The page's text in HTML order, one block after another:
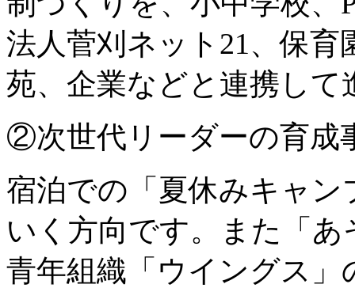
法人菅刈ネット21、保
苑、企業などと連携し
②次世代リーダーの育成
宿泊での「夏休みキャ
いく方向です。また「
青年組織「ウイングス